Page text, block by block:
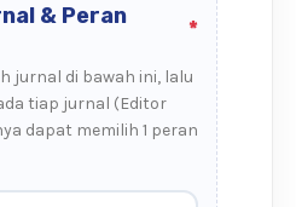
& Peran
*
jurnal di bawah ini, lalu
tiap jurnal (Editor
dapat memilih 1 peran